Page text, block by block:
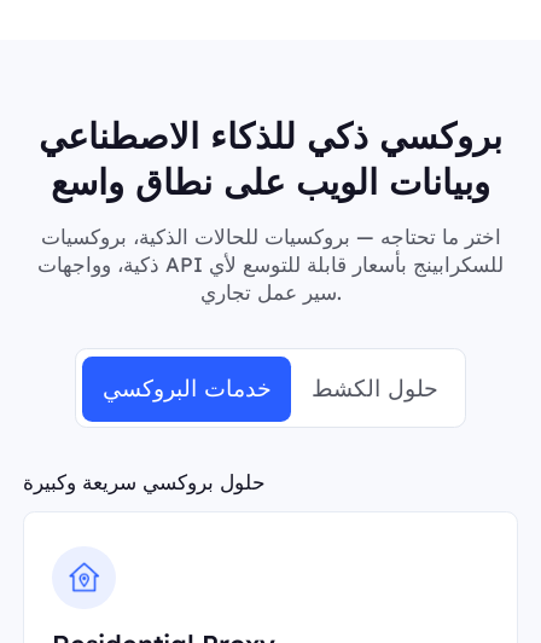
بروكسي ذكي للذكاء الاصطناعي
وبيانات الويب على نطاق واسع
اختر ما تحتاجه — بروكسيات للحالات الذكية، بروكسيات
ذكية، وواجهات API للسكرابينج بأسعار قابلة للتوسع لأي
سير عمل تجاري.
خدمات البروكسي حلول الكشط
حلول بروكسي سريعة وكبيرة